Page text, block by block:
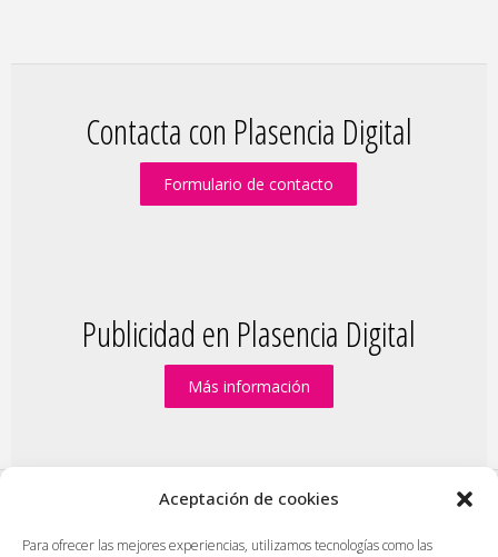
Aceptación de cookies
Para ofrecer las mejores experiencias, utilizamos tecnologías como las
Contacta con Plasencia Digital
Formulario de contacto
Publicidad en Plasencia Digital
Más información
PlasenciaDigital.com | Formulario de contacto